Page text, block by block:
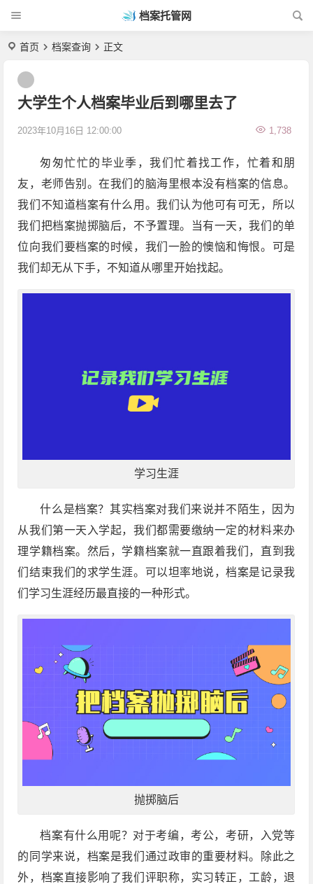
档案托管网
首页 档案查询 正文
大学生个人档案毕业后到哪里去了
2023年10月16日 12:00:00 1,738
匆匆忙忙的毕业季，我们忙着找工作，忙着和朋
友，老师告别。在我们的脑海里根本没有档案的信息。
我们不知道档案有什么用。我们认为他可有可无，所以
我们把档案抛掷脑后，不予置理。当有一天，我们的单
位向我们要档案的时候，我们一脸的懊恼和悔恨。可是
我们却无从下手，不知道从哪里开始找起。
学习生涯
什么是档案？其实档案对我们来说并不陌生，因为
从我们第一天入学起，我们都需要缴纳一定的材料来办
理学籍档案。然后，学籍档案就一直跟着我们，直到我
们结束我们的求学生涯。可以坦率地说，档案是记录我
们学习生涯经历最直接的一种形式。
抛掷脑后
档案有什么用呢？对于考编，考公，考研，入党等
的同学来说，档案是我们通过政审的重要材料。除此之
外，档案直接影响了我们评职称，实习转正，工龄，退